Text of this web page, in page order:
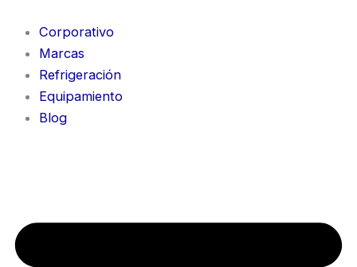
contenido
Corporativo
Marcas
Refrigeración
Equipamiento
Blog